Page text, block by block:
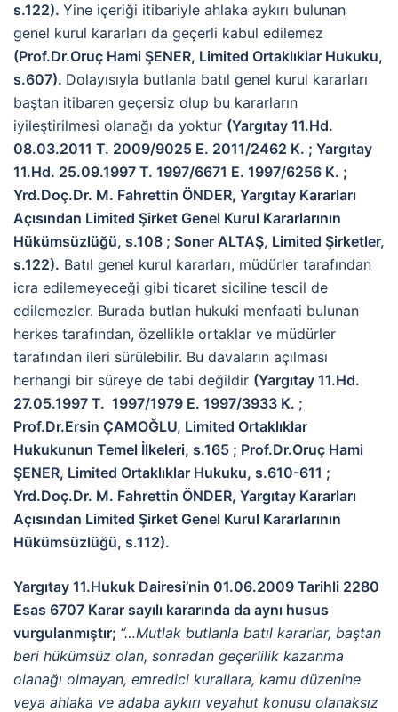
s.122). Yine içeriği itibariyle ahlaka aykırı bulunan
genel kurul kararları da geçerli kabul edilemez
(Prof.Dr.Oruç Hami ŞENER, Limited Ortaklıklar Hukuku,
s.607). Dolayısıyla butlanla batıl genel kurul kararları
baştan itibaren geçersiz olup bu kararların
iyileştirilmesi olanağı da yoktur (Yargıtay 11.Hd.
08.03.2011 T. 2009/9025 E. 2011/2462 K. ; Yargıtay
11.Hd. 25.09.1997 T. 1997/6671 E. 1997/6256 K. ;
Yrd.Doç.Dr. M. Fahrettin ÖNDER, Yargıtay Kararları
Açısından Limited Şirket Genel Kurul Kararlarının
Hükümsüzlüğü, s.108 ; Soner ALTAŞ, Limited Şirketler,
s.122). Batıl genel kurul kararları, müdürler tarafından
icra edilemeyeceği gibi ticaret siciline tescil de
edilemezler. Burada butlan hukuki menfaati bulunan
herkes tarafından, özellikle ortaklar ve müdürler
tarafından ileri sürülebilir. Bu davaların açılması
herhangi bir süreye de tabi değildir (Yargıtay 11.Hd.
27.05.1997 T. 1997/1979 E. 1997/3933 K. ;
Prof.Dr.Ersin ÇAMOĞLU, Limited Ortaklıklar
Hukukunun Temel İlkeleri, s.165 ; Prof.Dr.Oruç Hami
ŞENER, Limited Ortaklıklar Hukuku, s.610-611 ;
Yrd.Doç.Dr. M. Fahrettin ÖNDER, Yargıtay Kararları
Açısından Limited Şirket Genel Kurul Kararlarının
Hükümsüzlüğü, s.112).
Yargıtay 11.Hukuk Dairesi’nin 01.06.2009 Tarihli 2280
Esas 6707 Karar sayılı kararında da aynı husus
vurgulanmıştır; “…Mutlak butlanla batıl kararlar, baştan
beri hükümsüz olan, sonradan geçerlilik kazanma
olanağı olmayan, emredici kurallara, kamu düzenine
veya ahlaka ve adaba aykırı veyahut konusu olanaksız